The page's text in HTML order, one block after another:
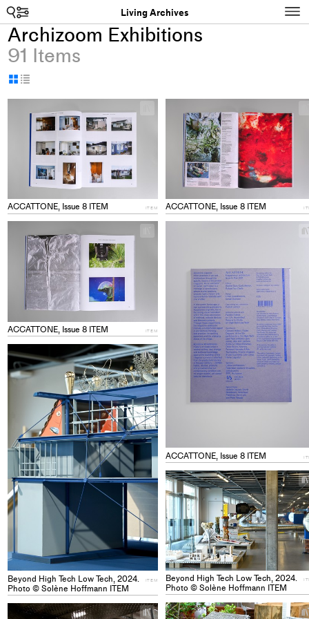
Living Archives
Archizoom Exhibitions
91 Items
Display
ACCATTONE, Issue 8 ITEM ITEM
collections
ACCATTONE, Issue 8 ITEM
ACCATTONE, Issue 8 ITEM ITEM
ACCATTONE, Issue 8 ITEM
+
Beyond High Tech Low Tech, 2024.
Photo © Solène Hoffmann ITEM
ITEM
+
Add
project
to
collections
Beyond High Tech Low Tech, 2024.
Photo © Solène Hoffmann ITEM
+
+
+